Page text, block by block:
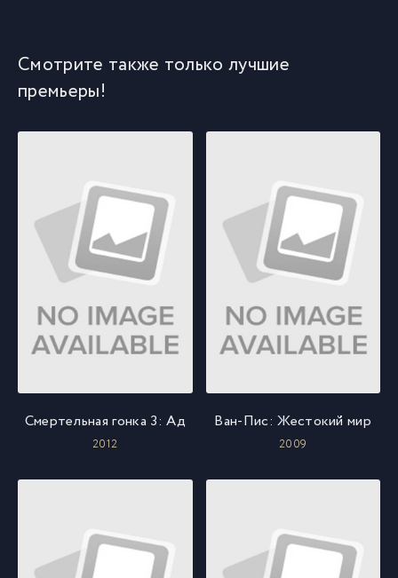
Смотрите также только лучшие
премьеры!
Смертельная гонка 3: Ад
2012
Ван-Пис: Жестокий мир
2009